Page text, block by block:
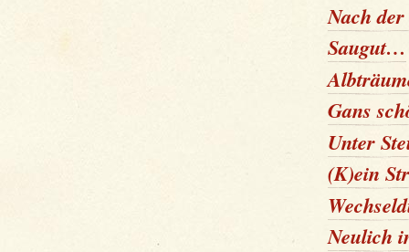
Nach
Saugut…
Gans
Unter
(K)ein
Neulich